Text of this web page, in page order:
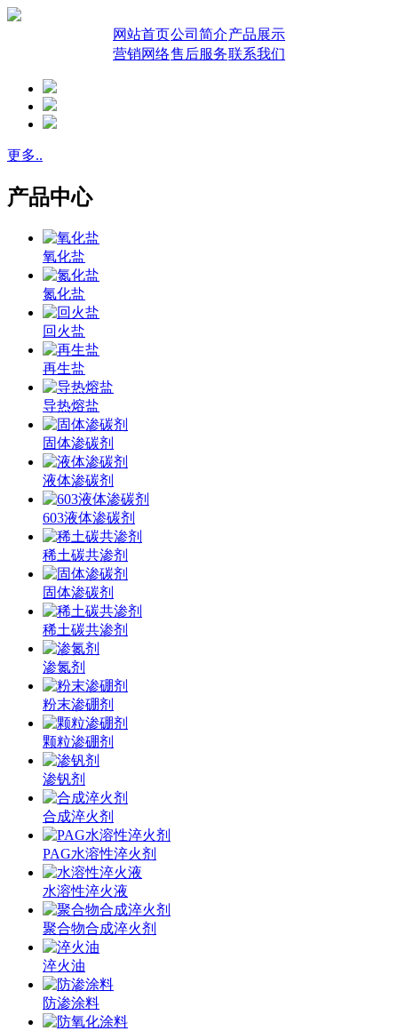
网站首页公司简介产品展示
营销网络售后服务联系我们
更多..
产品中心
氧化盐
氮化盐
回火盐
再生盐
导热熔盐
固体渗碳剂
液体渗碳剂
603液体渗碳剂
稀土碳共渗剂
固体渗碳剂
稀土碳共渗剂
渗氮剂
粉末渗硼剂
颗粒渗硼剂
渗钒剂
合成淬火剂
PAG水溶性淬火剂
水溶性淬火液
聚合物合成淬火剂
淬火油
防渗涂料